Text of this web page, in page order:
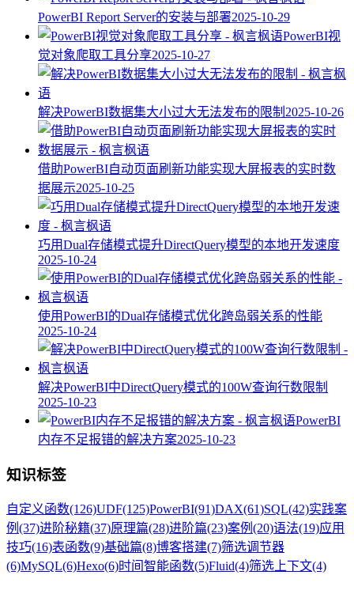
PowerBI Report Server的安装与部署2025-10-29
PowerBI视
觉对象爬取工具分享2025-10-27
解决PowerBI数据集大小过大无法发布的限制 2025-10-26
借助PowerBI自动页面刷新功能实现大屏报表的实时数
据展示2025-10-25
巧用Dual存储模式提升DirectQuery模型的本地开发速度
2025-10-24
使用PowerBI的Dual存储模式优化跨岛弱关系的性能
2025-10-24
解决PowerBI中DirectQuery模式的100W查询行数限制
2025-10-23
PowerBI
内存不足报错的解决方案2025-10-23
知识标签
自定义函数(126)UDF(125)PowerBI(91)DAX(61)SQL(42)实践案
例 (37)进阶秘籍(37)原理篇(28)进阶篇(23)案例 (20)语法(19)应用
技巧(16)表函数(9)基础篇(8)博客搭建(7)筛选调节器
(6)MySQL(6)Hexo(6)时间智能函数(5)Fluid(4)筛选上下文(4)